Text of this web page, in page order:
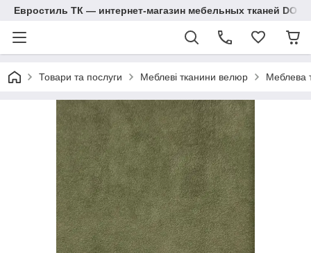
Евростиль ТК — интернет-магазин мебельных тканей
Товари та послуги Меблеві тканини велюр Меблева